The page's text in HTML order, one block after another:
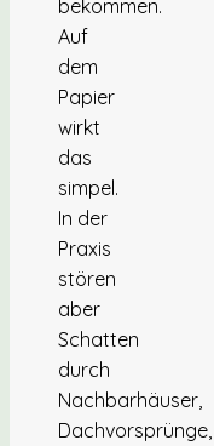
bekommen.
Auf
dem
Papier
wirkt
das
simpel.
In der
Praxis
stören
aber
Schatten
durch
Nachbarhäuser,
Dachvorsprünge,